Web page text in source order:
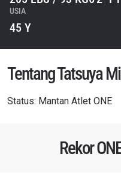
USIA
45 Y
Tentang Tatsuya
Status: Mantan Atlet ONE
Rekor